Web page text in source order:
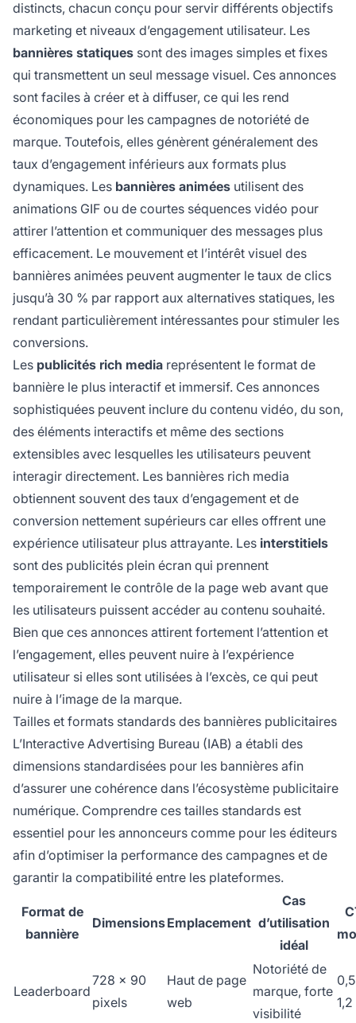
distincts, chacun conçu pour servir différents objectifs
marketing et niveaux d’engagement utilisateur. Les
bannières statiques sont des images simples et fixes
qui transmettent un seul message visuel. Ces annonces
sont faciles à créer et à diffuser, ce qui les rend
économiques pour les campagnes de notoriété de
marque. Toutefois, elles génèrent généralement des
taux d’engagement inférieurs aux formats plus
dynamiques. Les bannières animées utilisent des
animations GIF ou de courtes séquences vidéo pour
attirer l’attention et communiquer des messages plus
efficacement. Le mouvement et l’intérêt visuel des
bannières animées peuvent augmenter le taux de clics
jusqu’à 30 % par rapport aux alternatives statiques, les
rendant particulièrement intéressantes pour stimuler les
conversions.
Les publicités rich media représentent le format de
bannière le plus interactif et immersif. Ces annonces
sophistiquées peuvent inclure du contenu vidéo, du son,
des éléments interactifs et même des sections
extensibles avec lesquelles les utilisateurs peuvent
interagir directement. Les bannières rich media
obtiennent souvent des taux d’engagement et de
conversion nettement supérieurs car elles offrent une
expérience utilisateur plus attrayante. Les interstitiels
sont des publicités plein écran qui prennent
temporairement le contrôle de la page web avant que
les utilisateurs puissent accéder au contenu souhaité.
Bien que ces annonces attirent fortement l’attention et
l’engagement, elles peuvent nuire à l’expérience
utilisateur si elles sont utilisées à l’excès, ce qui peut
nuire à l’image de la marque.
Tailles et formats standards des bannières publicitaires
L’Interactive Advertising Bureau (IAB) a établi des
dimensions standardisées pour les bannières afin
d’assurer une cohérence dans l’écosystème publicitaire
numérique. Comprendre ces tailles standards est
essentiel pour les annonceurs comme pour les éditeurs
afin d’optimiser la performance des campagnes et de
garantir la compatibilité entre les plateformes.
Format de
bannière
DimensionsEmplacement
Cas
d’utilisation
idéal
Leaderboard
728 x 90
pixels
Haut de page
web
Notoriété de
marque, forte
visibilité